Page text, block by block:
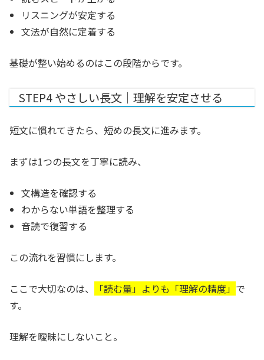
リスニングが安定する
文法が自然に定着する
基礎が整い始めるのはこの段階からです。
STEP4 やさしい長文｜理解を安定させる
短文に慣れてきたら、短めの長文に進みます。
まずは1つの長文を丁寧に読み、
文構造を確認する
わからない単語を整理する
音読で復習する
この流れを習慣にします。
ここで大切なのは、 「読む量」よりも「理解の精度」 で
す。
理解を曖昧にしないこと。